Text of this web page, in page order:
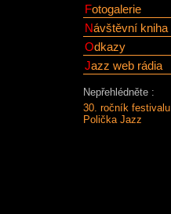
Fotogalerie
Návštěvní kniha
Odkazy
Jazz web rádia
Nepřehlédněte :
30. ročník festivalu
Polička Jazz